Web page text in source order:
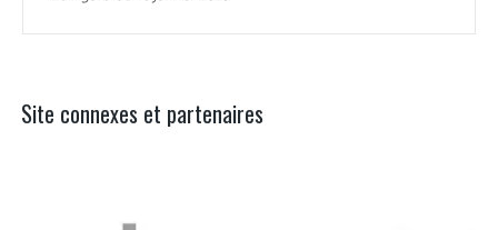
Site connexes et partenaires